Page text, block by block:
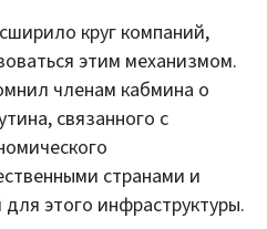
круг компаний,
этим механизмом.
членам кабмина о
связанного с
странами и
этого инфраструктуры.